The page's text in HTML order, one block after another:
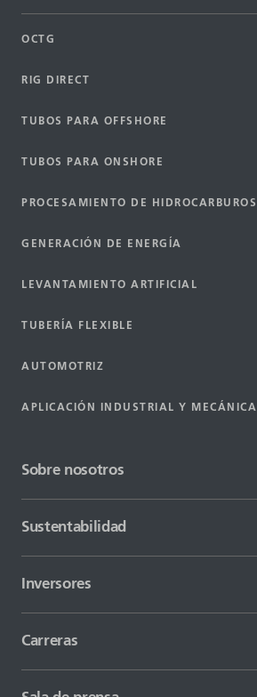
OCTG
RIG DIRECT
TUBOS PARA OFFSHORE
TUBOS PARA ONSHORE
PROCESAMIENTO DE HIDROCARBUROS
GENERACIÓN DE ENERGÍA
LEVANTAMIENTO ARTIFICIAL
TUBERÍA FLEXIBLE
AUTOMOTRIZ
APLICACIÓN INDUSTRIAL Y MECÁNICA
Sobre nosotros
Sustentabilidad
Inversores
Carreras